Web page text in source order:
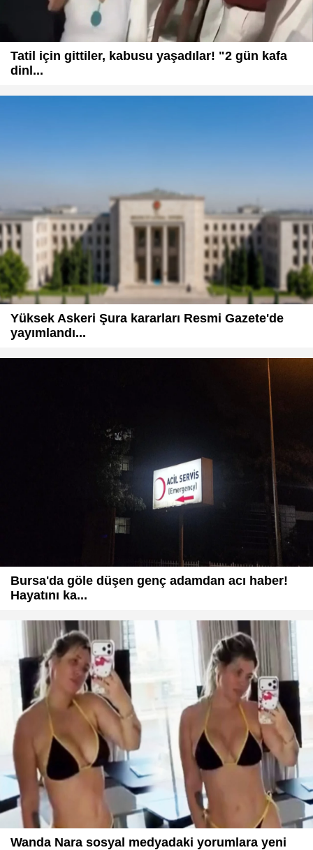
Tatil için gittiler, kabusu yaşadılar! "2 gün kafa
dinl...
Yüksek Askeri Şura kararları Resmi Gazete'de
yayımlandı...
Bursa'da göle düşen genç adamdan acı haber!
Hayatını ka...
Wanda Nara sosyal medyadaki yorumlara yeni